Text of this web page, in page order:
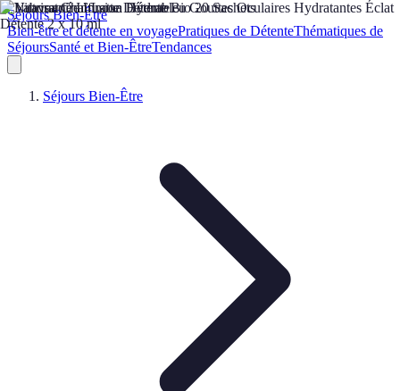
Séjours Bien-Être
Bien-être et détente en voyagePratiques de DétenteThématiques de
SéjoursSanté et Bien-ÊtreTendances
Séjours Bien-Être